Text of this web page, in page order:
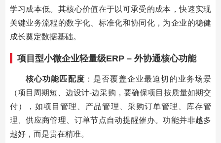
学习成本低。其核心价值在于以可承受的成本，快速实现
关键业务流程的数字化、标准化和协同化，为企业的稳健
成长奠定数据基础。
项目型小微企业轻量级ERP – 外协通核心功能
核心功能匹配度 ：是否覆盖企业最迫切的业务场景
（项目周期短、边设计-边采购，要确保项目按质量如期交
付），如项目管理、产品管理、采购订单管理、库存管
理、供应商管理、订单节点自动提醒催办。功能并非越多
越好，而是贵在精准。